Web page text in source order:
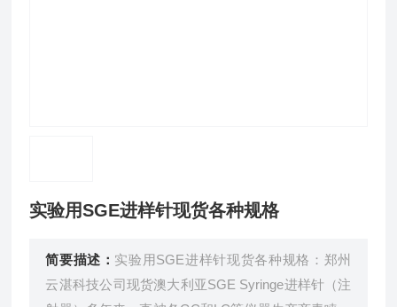
实验用SGE进样针现货各种规格
简要描述： 实验用SGE进样针现货各种规格：郑州
云湛科技公司现货澳大利亚SGE Syringe进样针（注